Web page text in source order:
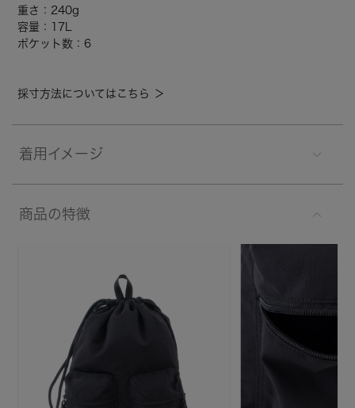
重さ：240g
容量：17L
ポケット数：6
採寸方法についてはこちら ＞
着用イメージ
商品の特徴